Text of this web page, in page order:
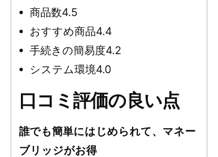
商品数4.5
おすすめ商品4.4
手続きの簡易度4.2
システム環境4.0
口コミ評価の良い点
誰でも簡単にはじめられて、マネー
ブリッジがお得